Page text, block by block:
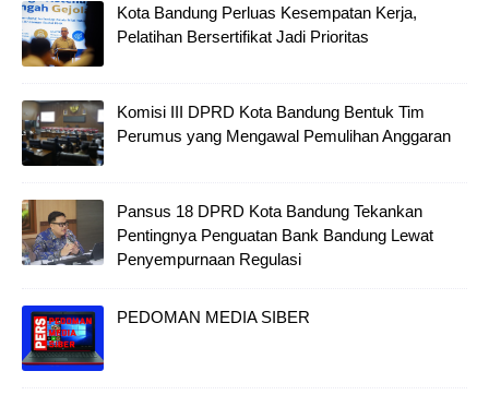
Kota Bandung Perluas Kesempatan Kerja,
Pelatihan Bersertifikat Jadi Prioritas
Komisi III DPRD Kota Bandung Bentuk Tim
Perumus yang Mengawal Pemulihan Anggaran
Pansus 18 DPRD Kota Bandung Tekankan
Pentingnya Penguatan Bank Bandung Lewat
Penyempurnaan Regulasi
PEDOMAN MEDIA SIBER